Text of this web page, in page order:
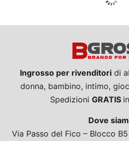
Guarda tutto
Ingrosso per rivenditoridi
donna, bambino, intimo,
Spedizioni GRATIS
Dove
Via Passo del Fico – Blocco B5